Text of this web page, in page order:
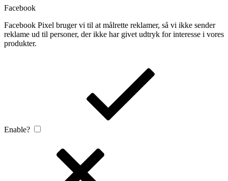
Facebook
Facebook Pixel bruger vi til at målrette reklamer, så vi ikke sender
reklame ud til personer, der ikke har givet udtryk for interesse i vores
produkter.
Enable?